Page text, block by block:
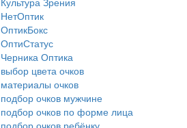
НетОптик
ОптикБокс
ОптиСтатус
Черника Оптика
выбор цвета очков
материалы очков
подбор очков мужчине
подбор очков по форме лица